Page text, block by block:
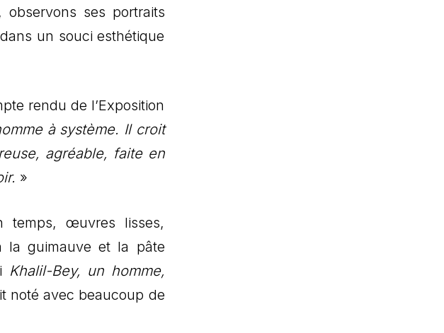
ses portraits
un souci esthétique
rendu de l’Exposition
à système. Il croit
agréable, faite en
»
temps, œuvres lisses,
la guimauve et la pâte
Khalil-Bey, un homme,
noté avec beaucoup de